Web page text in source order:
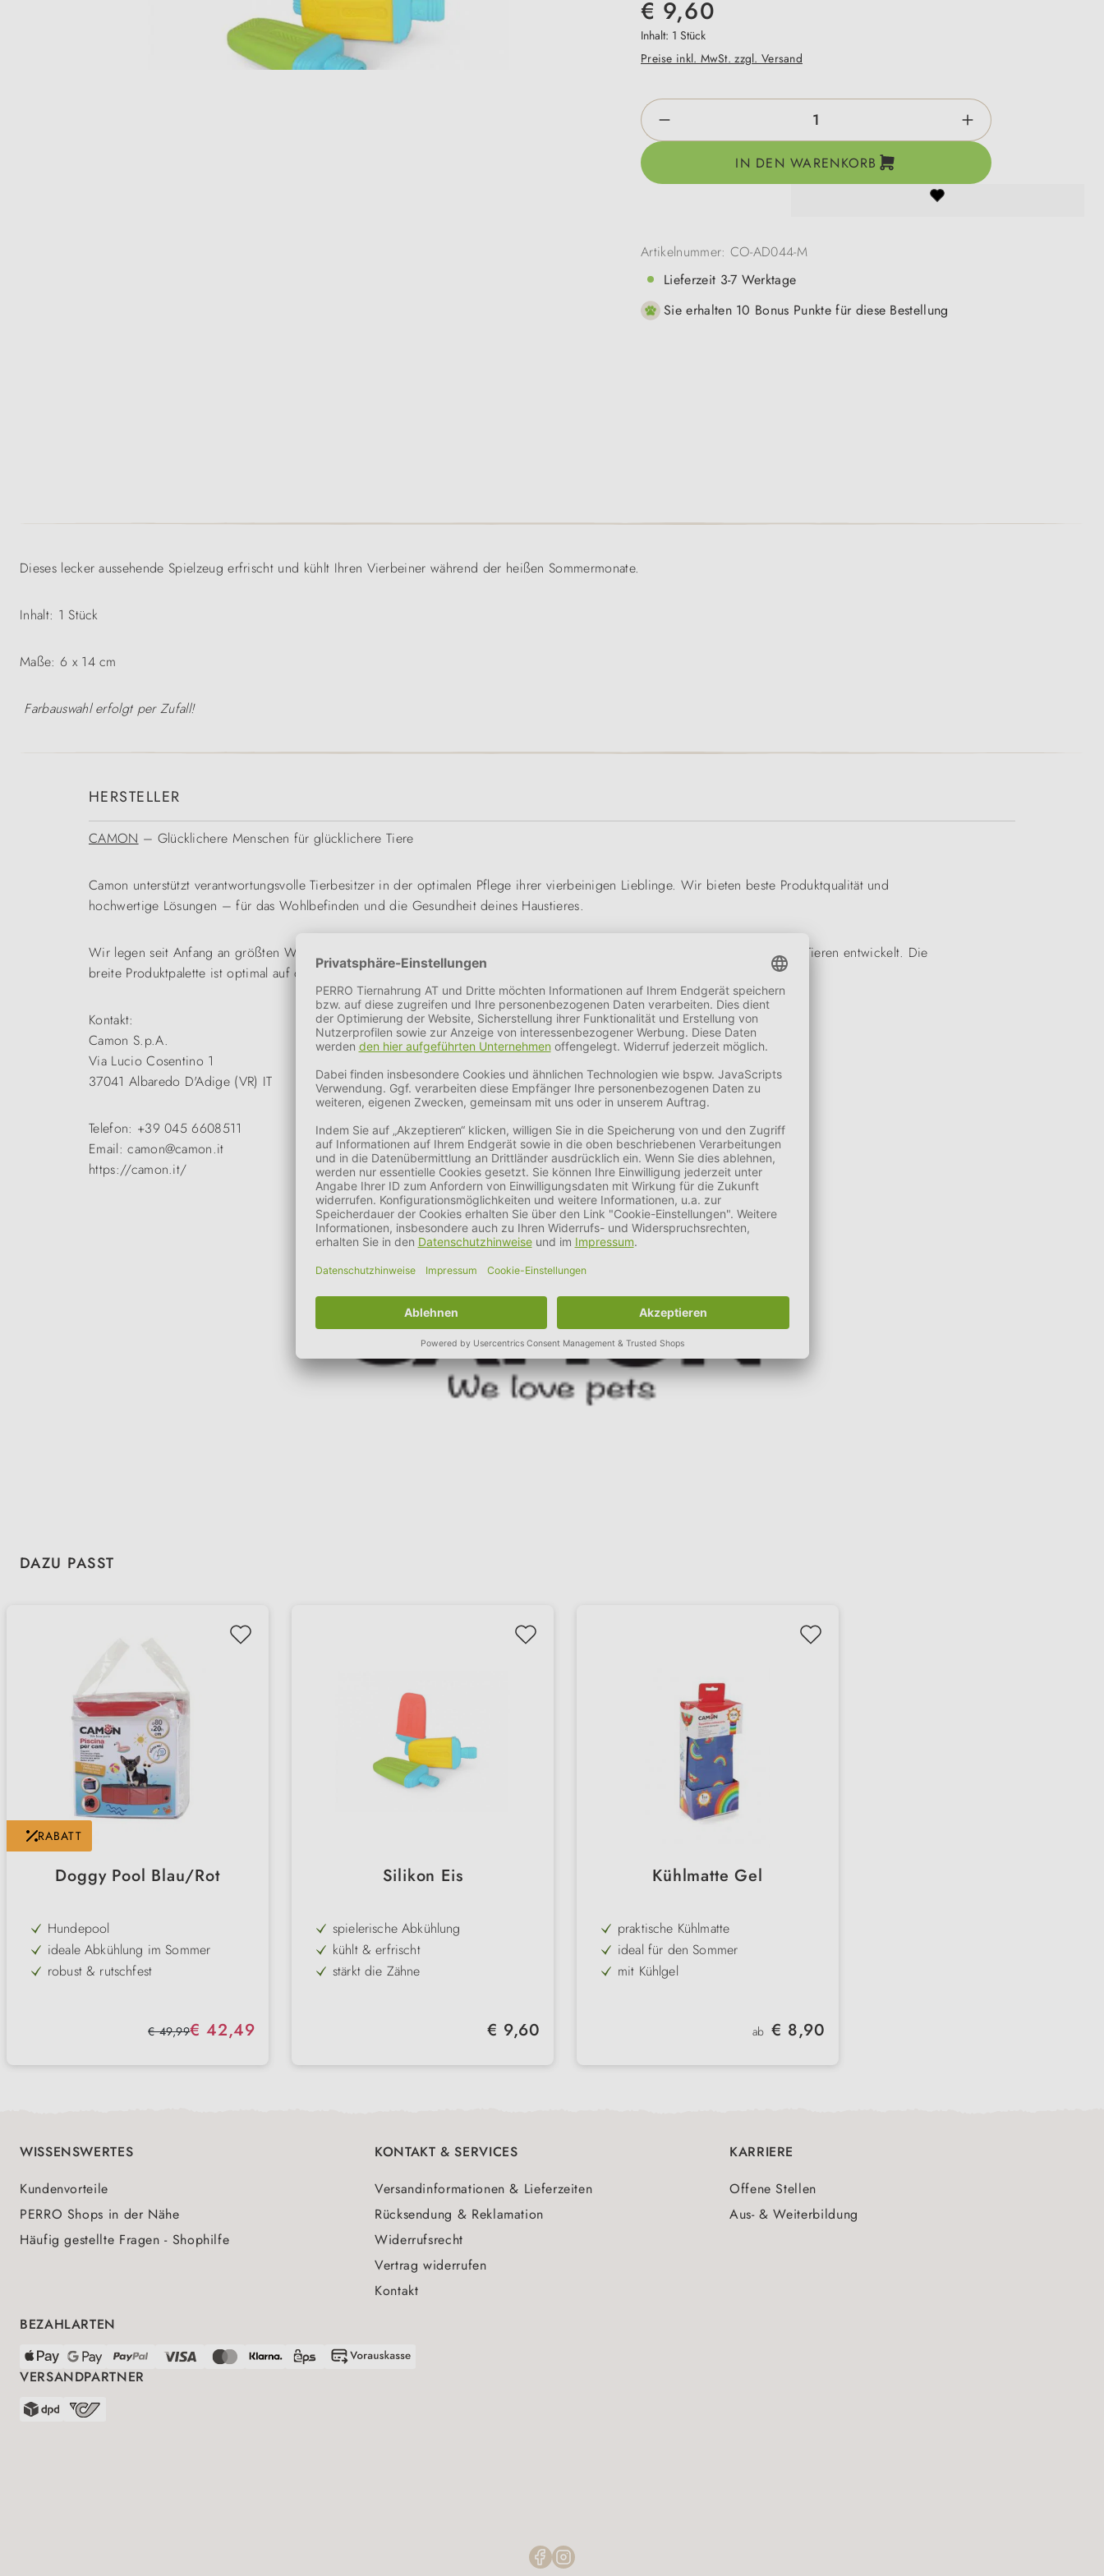
€ 9,60
Inhalt: 1 Stück
Preise inkl. MwSt. zzgl. Versand
Produkt Anzahl: Gib den gewünschten Wert ein oder
IN DEN WARENKORB
Artikelnummer: CO-AD044-M
Lieferzeit 3-7 Werktage
Sie erhalten 10 Bonus Punkte für diese Bestellung
Dieses lecker aussehende Spielzeug erfrischt und kühlt Ihren Vierbeiner während der heißen Sommermonate.
Inhalt: 1 Stück
Maße: 6 x 14 cm
Farbauswahl erfolgt per Zufall!
HERSTELLER
CAMON – Glücklichere Menschen für glücklichere Tiere
Camon unterstützt verantwortungsvolle Tierbesitzer in der optimalen Pflege ihrer vierbeinigen Lieblinge. Wir bieten beste Produktqualität und
hochwertige Lösungen – für das Wohlbefinden und die Gesundheit deines Haustieres.
Wir legen seit Anfang an größten Wert auf Umwelt- und Naturschutz. Alle unsere Produkte werden im Einklang mit Natur und Tieren entwickelt. Die
breite Produktpalette ist optimal auf die Bedürfnisse unserer Haustiere abgestimmt.
Kontakt:
Camon S.p.A.
Via Lucio Cosentino 1
37041 Albaredo D'Adige (VR) IT
Telefon: +39 045 6608511
Email: camon@camon.it
https://camon.it/
Produktgalerie überspringen
DAZU PASST
RABATT
Doggy Pool Blau/Rot
Hundepool
ideale Abkühlung im Sommer
robust & rutschfest
Verkaufspreis:€ 42,49
Regulärer Preis:
€ 49,99
Silikon Eis
spielerische Abkühlung
kühlt & erfrischt
stärkt die Zähne
perfekt für heiße SommertageRegulärer Preis:
€ 9,60
Kühlmatte Gel
praktische Kühlmatte
ideal für den Sommer
mit Kühlgel
Regulärer Preis:
ab € 8,90
WISSENSWERTES
Kundenvorteile
PERRO Shops in der Nähe
Häufig gestellte Fragen - Shophilfe
KONTAKT & SERVICES
Versandinformationen & Lieferzeiten
Rücksendung & Reklamation
Widerrufsrecht
Vertrag widerrufen
Kontakt
KARRIERE
Offene Stellen
Aus- & Weiterbildung
BEZAHLARTEN
VERSANDPARTNER